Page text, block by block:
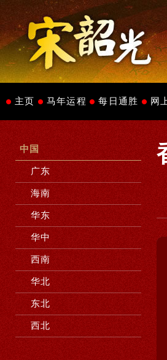
主页 马年运程 每日通胜 网
中国
广东
海南
华东
华中
西南
华北
东北
西北